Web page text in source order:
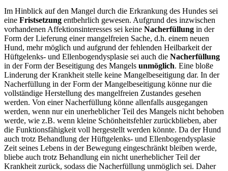
Im Hinblick auf den Mangel durch die Erkrankung des Hundes sei
eine Fristsetzung entbehrlich gewesen. Aufgrund des inzwischen
vorhandenen Affektionsinteresses sei keine Nacherfüllung in der
Form der Lieferung einer mangelfreien Sache, d.h. einem neuen
Hund, mehr möglich und aufgrund der fehlenden Heilbarkeit der
Hüftgelenks- und Ellenbogendysplasie sei auch die Nacherfüllung
in der Form der Beseitigung des Mangels unmöglich. Eine bloße
Linderung der Krankheit stelle keine Mangelbeseitigung dar. In der
Nacherfüllung in der Form der Mangelbeseitigung könne nur die
vollständige Herstellung des mangelfreien Zustandes gesehen
werden. Von einer Nacherfüllung könne allenfalls ausgegangen
werden, wenn nur ein unerheblicher Teil des Mangels nicht behoben
werde, wie z.B. wenn kleine Schönheitsfehler zurückblieben, aber
die Funktionsfähigkeit voll hergestellt werden könnte. Da der Hund
auch trotz Behandlung der Hüftgelenks- und Ellenbogendysplasie
Zeit seines Lebens in der Bewegung eingeschränkt bleiben werde,
bliebe auch trotz Behandlung ein nicht unerheblicher Teil der
Krankheit zurück, sodass die Nacherfüllung unmöglich sei. Daher